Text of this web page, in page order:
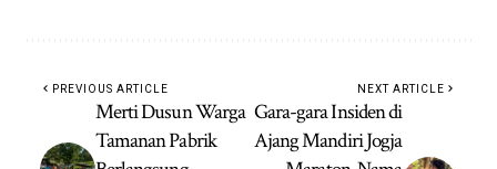
PREVIOUS ARTICLE
Merti Dusun Warga
Tamanan Pabrik
NEXT ARTICLE
Gara-gara Insiden di
Ajang Mandiri Jogja